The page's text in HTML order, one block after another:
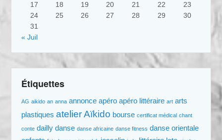
17
18 19 20 21 22
23
24
25 26 27 28 29
30
31
« Juil
Étiquettes
AG aikido an anna annonce apéro apéro littéraire art arts
plastiques atelier Aïkido bourse certificat médical chant
conte dailly danse danse africaine danse fitness danse orientale